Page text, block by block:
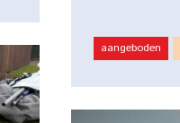
aangeboden